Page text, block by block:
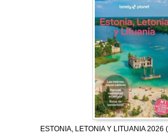
ESTONIA, LETONIA Y LITUANIA 2026